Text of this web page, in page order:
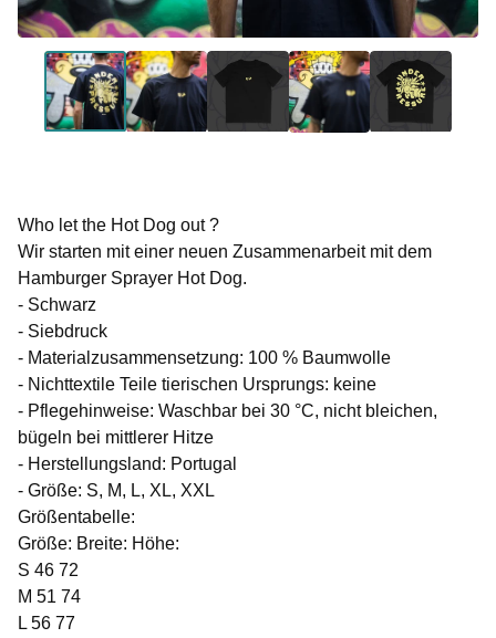
Who let the Hot Dog out ?
Wir starten mit einer neuen Zusammenarbeit mit dem
Hamburger Sprayer Hot Dog.
- Schwarz
- Siebdruck
- Materialzusammensetzung: 100 % Baumwolle
- Nichttextile Teile tierischen Ursprungs: keine
- Pflegehinweise: Waschbar bei 30 °C, nicht bleichen,
bügeln bei mittlerer Hitze
- Herstellungsland: Portugal
- Größe: S, M, L, XL, XXL
Größentabelle:
Größe: Breite: Höhe:
S 46 72
M 51 74
L 56 77